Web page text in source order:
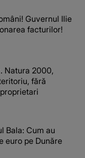
Guvernul Ilie
facturilor!
Natura 2000,
fără
Bala: Cum au
euro pe Dunăre